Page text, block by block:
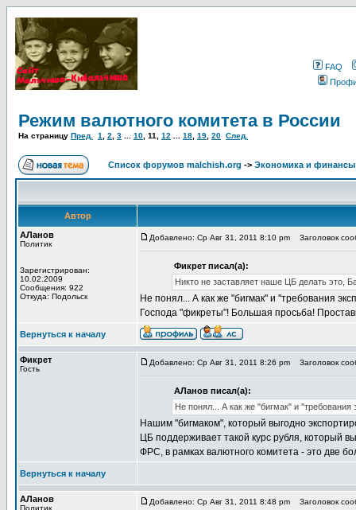
FAQ
Режим валютного комитета в России
На страницу Пред. 1 2 3 10 11 12 18 19 20 След.
Список форумов malchish.org -> Экономика и финансы
Автор
АЛанов
Политик
Зарегистрирован:
10.02.2009
Сообщения: 922
Откуда: Подольск
Добавлено: Ср Авг 31, 2011 8:10 pm Заголовок
Фикрет писал(а):
Никто не заставляет наше ЦБ делать это,
Не понял... А как же "бигмак" и "требования
Господа "фикреты"! Большая просьба!
Вернуться к началу
Фикрет
Гость
Добавлено: Ср Авг 31, 2011 8:26 pm Заголовок
АЛанов писал(а):
Не понял... А как же "бигмак" и "требования
Нашим "бигмаком", который выгодно
ЦБ поддерживает такой курс рубля, который
ФРС, в рамках валютного комитета - это две
Вернуться к началу
АЛанов
Политик
Добавлено: Ср Авг 31, 2011 8:48 pm Заголовок